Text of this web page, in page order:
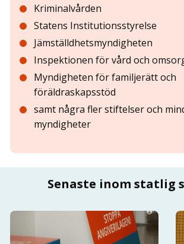
Kriminalvården
Statens Institutionsstyrelse
Jämställdhetsmyndigheten
Inspektionen för vård och
Myndigheten för familjerätt och
föräldraskapsstöd
samt några fler stiftelser och
myndigheter
Senaste inom statlig